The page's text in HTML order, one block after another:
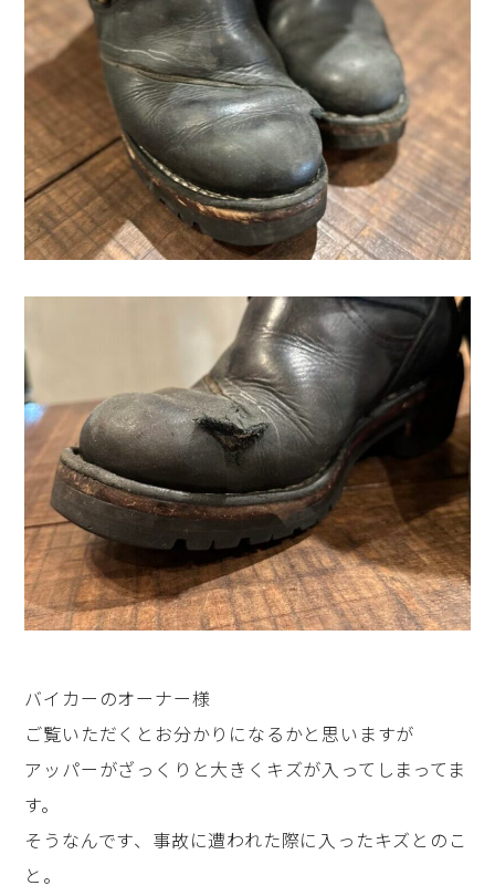
バイカーのオーナー様
ご覧いただくとお分かりになるかと思いますが
アッパーがざっくりと大きくキズが入ってしまってま
す。
そうなんです、事故に遭われた際に入ったキズとのこ
と。